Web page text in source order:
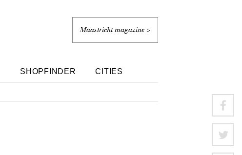
Maastricht magazine >
SHOPFINDER CITIES